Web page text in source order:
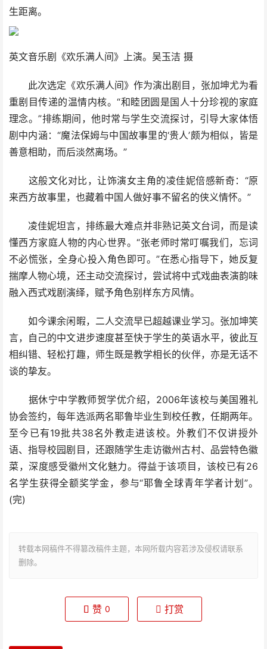
生距离。
英文音乐剧《欢乐满人间》上演。吴玉洁 摄
此次选定《欢乐满人间》作为演出剧目，张加坤尤为看
重剧目传递的温情内核。“和睦团圆是国人十分珍视的家庭
理念。”排练期间，他时常与学生交流探讨，引导大家体悟
剧中内涵：“魔法保姆与中国故事里的‘贵人’颇为相似，皆是
善意相助，而后淡然离场。”
这般文化对比，让饰演女主角的凌佳妮倍感新奇：“原
来西方故事里，也藏着中国人做好事不留名的侠义情怀。”
凌佳妮坦言，排练最大难点并非熟记英文台词，而是读
懂西方家庭人物的内心世界。“张老师时常叮嘱我们，忘词
不必慌张，全身心投入角色即可。”在悉心指导下，她反复
揣摩人物心境，还主动交流探讨，尝试将中式戏曲表演韵味
融入西式戏剧演绎，赋予角色别样东方风情。
如今课余闲暇，二人交流早已超越课业学习。张加坤笑
言，自己的中文进步速度甚至快于学生的英语水平，彼此互
相纠错、轻松打趣，师生既是教学相长的伙伴，亦是无话不
谈的挚友。
据休宁中学教师贺学优介绍，2006年该校与美国雅礼
协会签约，每年选派两名耶鲁毕业生到校任教，任期两年。
至今已有19批共38名外教走进该校。外教们不仅讲授外
语、指导校园剧目，还跟随学生走访徽州古村、品尝特色徽
菜，深度感受徽州文化魅力。得益于该项目，该校已有26
名学生获得全额奖学金，参与“耶鲁全球青年学者计划”。
(完)
转载本网稿件不得篡改稿件主题，本网所载内容若涉及侵权请联系
删除。
赞 0 打赏